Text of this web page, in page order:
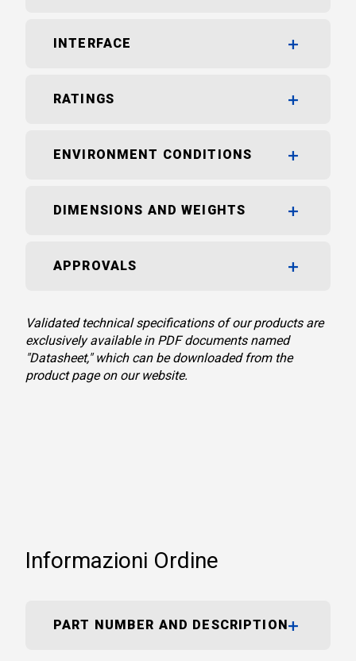
INTERFACE
RATINGS
ENVIRONMENT CONDITIONS
DIMENSIONS AND WEIGHTS
APPROVALS
Validated technical specifications of our products are
exclusively available in PDF documents named
"Datasheet," which can be downloaded from the
product page on our website.
Informazioni Ordine
PART NUMBER AND DESCRIPTION